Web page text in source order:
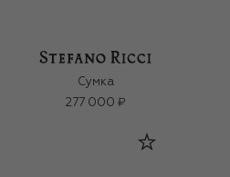
Сумка
277 000 ₽